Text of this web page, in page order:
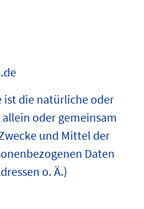
die natürliche oder
oder gemeinsam
und Mittel der
Daten
o. Ä.)